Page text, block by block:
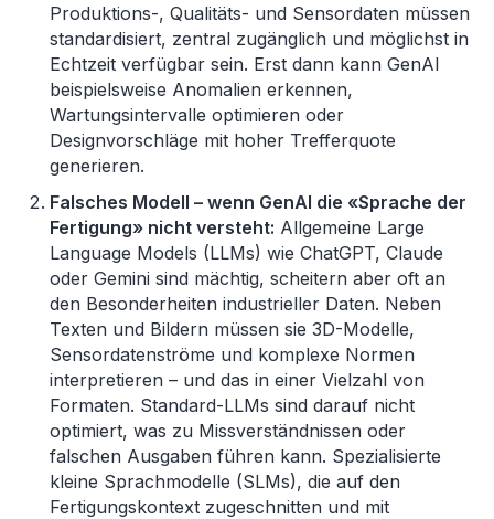
Produktions-, Qualitäts- und Sensordaten müssen
standardisiert, zentral zugänglich und möglichst in
Echtzeit verfügbar sein. Erst dann kann GenAI
beispielsweise Anomalien erkennen,
Wartungsintervalle optimieren oder
Designvorschläge mit hoher Trefferquote
generieren.
Falsches Modell – wenn GenAI die «Sprache der
Fertigung» nicht versteht: Allgemeine Large
Language Models (LLMs) wie ChatGPT, Claude
oder Gemini sind mächtig, scheitern aber oft an
den Besonderheiten industrieller Daten. Neben
Texten und Bildern müssen sie 3D-Modelle,
Sensordatenströme und komplexe Normen
interpretieren – und das in einer Vielzahl von
Formaten. Standard-LLMs sind darauf nicht
optimiert, was zu Missverständnissen oder
falschen Ausgaben führen kann. Spezialisierte
kleine Sprachmodelle (SLMs), die auf den
Fertigungskontext zugeschnitten und mit